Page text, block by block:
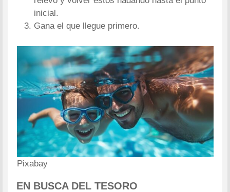
inicial.
Gana el que llegue primero.
Pixabay
EN BUSCA DEL TESORO